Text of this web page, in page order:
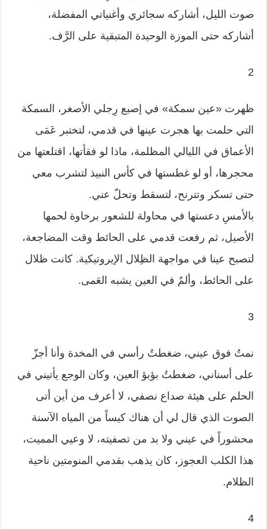
صوت الليل، أشاركه سجائري وأغنياتي المفضلة،
أشاركه حتى الموزة الوحيدة المتبقية على الرَّف.
2
ظهرت «عين سمكة» في إصبع رِجلي الأصغر، السمكة
التي حلمت بها هجرت عينها في قدمي، لتختبر عَمَى
الأعماق في الليالي المظلمة، ماذا لو فقأتها، اقتلعتها من
محجرها، أو لو غطستها في كأس النبيذ لتشرب معي
حتى تسكر وتترنح، لتسقط وتحلّ عني.
بالأمسِ دعستها في محاولة للشعور برخاوة لحمها
الأصيل، ثم رفعت قدمي على الحائط وقت المضاجعة،
لتصبح عينا في مواجهة الظِلال الإيروتيكية. كانت ظلال
على الحائط، وألمٌ في العين يشبه العَمى.
3
نمتُ فوق عيني، ضغطتُ رأسي في المخدة وأنا أجزّ
على أسناني، ضغطتُ بؤبؤ العين، وكان الوجع يأتيني في
الحلم على هيئة صداع نصفي، لا أعرف من أين أتى
الصوت الذي قال لي أن هناك كيساً من المياه الآسنة
محشوراً في عيني ولا بد من تصفيته، لا وعيي المميت،
هذا الكلب العجوز، كان يذهب بقدمي المنومتين ناحية
الظلام.
4